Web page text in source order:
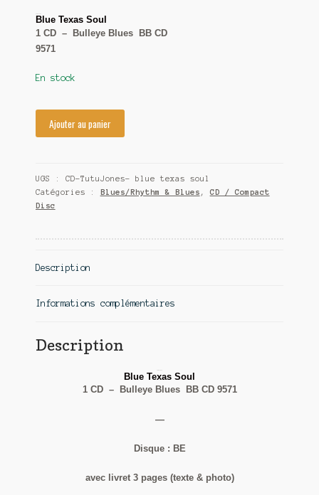
ContactBlue Texas Soul
1 CD – Bulleye Blues BB CD
9571
En stock
Ajouter au panier
UGS : CD-TutuJones- blue texas soul
Catégories :
Blues/Rhythm & Blues , CD / Compact
Disc
Description
Informations complémentaires
Description
Blue Texas Soul
1 CD – Bulleye Blues BB CD 9571
—
Disque : BE
avec livret 3 pages (texte & photo)